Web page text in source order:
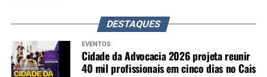
DESTAQUES
EVENTOS
Cidade da Advocacia 2026 projeta reunir
40 mil profissionais em cinco dias no Cais